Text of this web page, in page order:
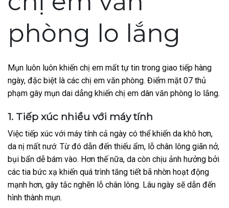
phòng lo lắng
Mụn luôn luôn khiến chị em mất tự tin trong giao tiếp hàng
ngày, đặc biệt là các chị em văn phòng. Điểm mặt 07 thủ
phạm gây mụn dai dẳng khiến chị em dân văn phòng lo lắng.
1. Tiếp xúc nhiều với máy tính
Việc tiếp xúc với máy tính cả ngày có thể khiến da khô hơn,
da nị mất nướ. Từ đó dẫn đến thiếu ẩm, lỗ chân lông giãn nở,
bụi bẩn dễ bám vào. Hơn thế nữa, da còn chịu ảnh hưởng bởi
các tia bức xạ khiến quá trình tăng tiết bã nhờn hoạt động
mạnh hơn, gây tắc nghẽn lỗ chân lông. Lâu ngày sẽ dẫn đến
hình thành mụn.